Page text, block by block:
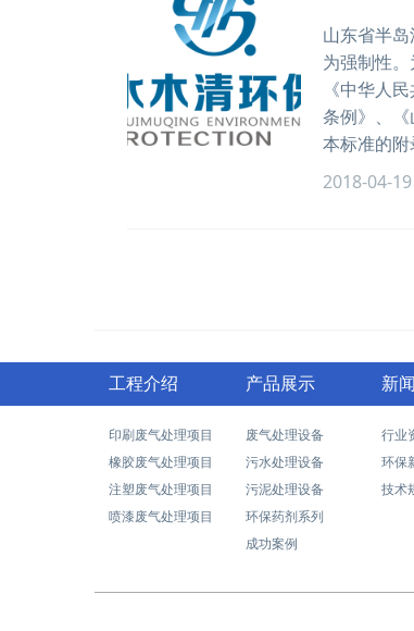
山东省半
为强制性
《中华人
条例》、《
本标准的附
2018-04-19
工程介绍
印刷废气处理项目
橡胶废气处理项目
注塑废气处理项目
喷漆废气处理项目
产品展示
废气处理设备
污水处理设备
污泥处理设备
环保药剂系列
成功案例
新
行业
环保
技术